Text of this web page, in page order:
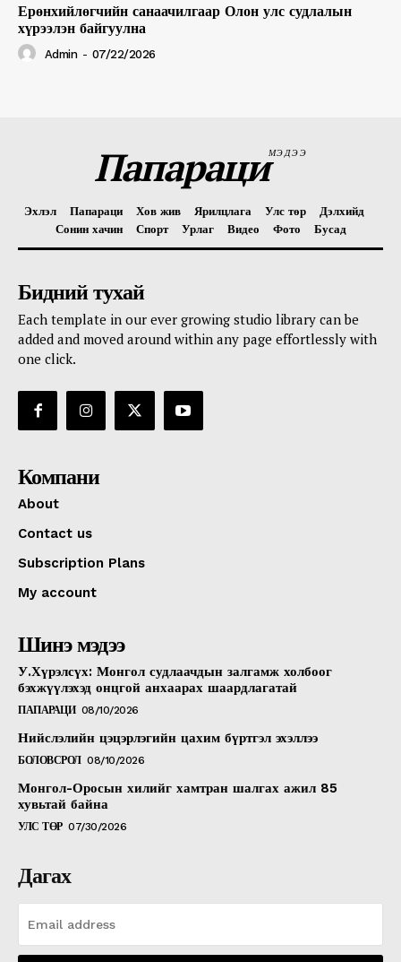
Ерөнхийлөгчийн санаачилгаар Олон улс судлалын
хүрээлэн байгуулна
Admin - 07/22/2026
ПапарациМЭДЭЭ
Эхлэл Папараци Хов жив Ярилцлага Улс төр
Дэлхийд
Сонин хачин
Спорт Урлаг Видео Фото Бусад
Бидний тухай
Each template in our ever growing studio library can be
added and moved around within any page effortlessly with
one click.
Компани
About
Contact us
Subscription Plans
My account
Шинэ мэдээ
У.Хүрэлсүх: Монгол судлаачдын залгамж холбоог
бэхжүүлэхэд онцгой анхаарах шаардлагатай
ПАПАРАЦИ 08/10/2026
Нийслэлийн цэцэрлэгийн цахим бүртгэл эхэллээ
БОЛОВСРОЛ 08/10/2026
Монгол-Оросын хилийг хамтран шалгах ажил 85
хувьтай байна
УЛС ТӨР 07/30/2026
Дагах